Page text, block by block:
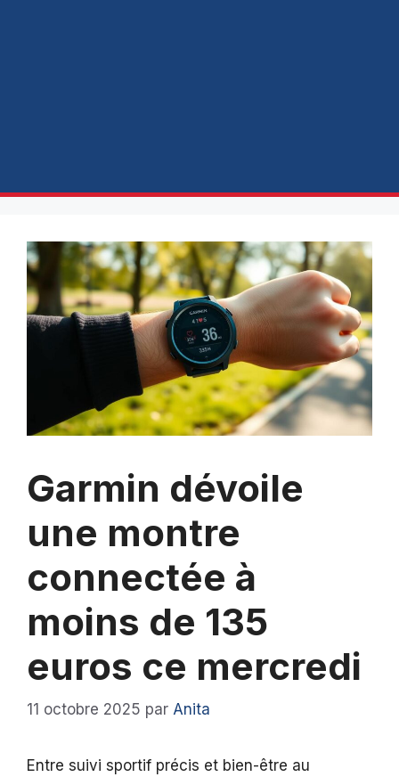
Garmin dévoile
une montre
connectée à
moins de 135
euros ce mercredi
11 octobre 2025 par Anita
Entre suivi sportif précis et bien-être au